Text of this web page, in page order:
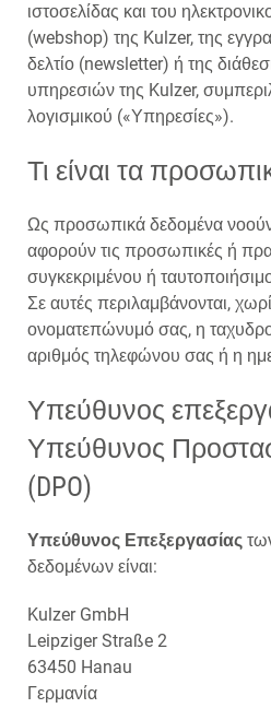
ιστοσελίδας και του
(webshop) της Kulzer, της
δελτίο (newsletter) ή της
υπηρεσιών της Kulzer,
λογισμικού («Υπηρεσίες»).
Τι είναι τα
Ως προσωπικά δεδομένα
αφορούν τις προσωπικές ή
συγκεκριμένου ή
Σε αυτές περιλαμβάνονται,
ονοματεπώνυμό σας, η
αριθμός τηλεφώνου σας ή η
Υπεύθυνος
Υπεύθυνος
(DPO)
Υπεύθυνος Επεξεργασίας
δεδομένων είναι:
Kulzer GmbH
Leipziger Straße 2
63450 Hanau
Γερμανία